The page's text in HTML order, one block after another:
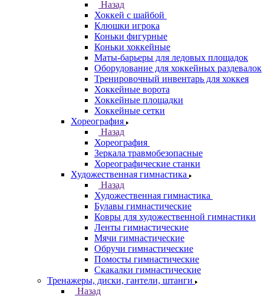
Назад
Хоккей с шайбой
Клюшки игрока
Коньки фигурные
Коньки хоккейные
Маты-барьеры для ледовых площадок
Оборудование для хоккейных раздевалок
Тренировочный инвентарь для хоккея
Хоккейные ворота
Хоккейные площадки
Хоккейные сетки
Хореография
Назад
Хореография
Зеркала травмобезопасные
Хореографические станки
Художественная гимнастика
Назад
Художественная гимнастика
Булавы гимнастические
Ковры для художественной гимнастики
Ленты гимнастические
Мячи гимнастические
Обручи гимнастические
Помосты гимнастические
Скакалки гимнастические
Тренажеры, диски, гантели, штанги
Назад